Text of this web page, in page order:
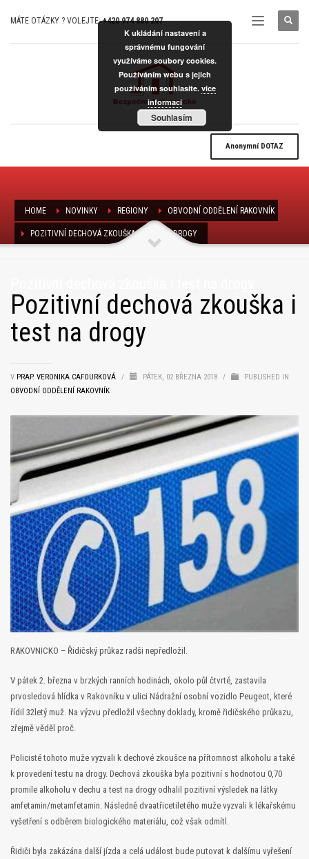
MÁTE OTÁZKY ? VOLEJTE:+420 974 880 207
AnonymníDOTAZ
HOME NOVINKY REGIONY OBVODNÍ ODDĚLENÍ RAKOVNÍK
POZITIVNÍ DECHOVÁ ZKOUŠKA I TEST NA DROGY
Pozitivní dechová zkouška i
test na drogy
V PRAP. VERONIKA CAFOURKOVÁ / PÁTEK, 02 BŘEZNA 2018 /
PUBLISHED IN
OBVODNÍ ODDĚLENÍ RAKOVNÍK
RAKOVNICKO – Řidičský průkaz radši nepředložil.
V pátek 2. března v brzkých ranních hodinách, okolo půl čtvrté, zastavila
prvosledová hlídka v Rakovníku v ulici Nádražní osobní vozidlo Peugeot, které
řídil 32letý muž. Na výzvu předložil všechny doklady, kromě řidičského průkazu,
zřejmě věděl proč.
Policisté tohoto muže vyzvali k dechové zkoušce na přítomnost alkoholu a také
k provedení testu na drogy. Dechová zkouška byla pozitivní s hodnotou 0,70
promile alkoholu v dechu a test na drogy odhalil pozitivní výsledek na látky
amfetamin/metamfetamin. Následně dvaatřicetiletého muže vyzvali k lékařskému
vyšetření s odběrem biologického materiálu, což však odmítl.
Řidiči byla zakázána další jízda a celá událost bude putovat k dalšímu vyřešení
K ukládání nastavení a
správnému fungování
využíváme soubory cookies.
Používáním webu s jejich
používáním souhlasíte. více
informací
Souhlasím